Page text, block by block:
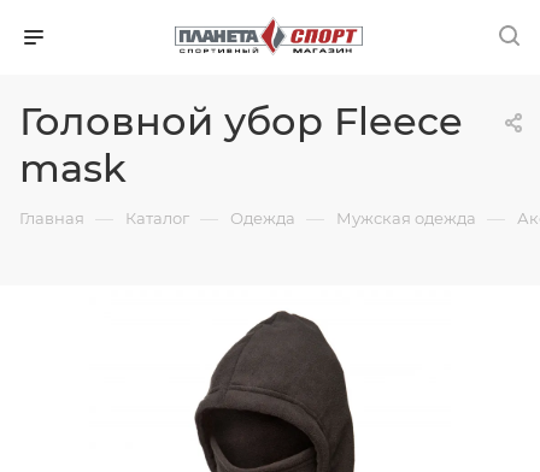
Головной убор Fleece
mask
Главная — Каталог — Одежда — Мужская одежда —